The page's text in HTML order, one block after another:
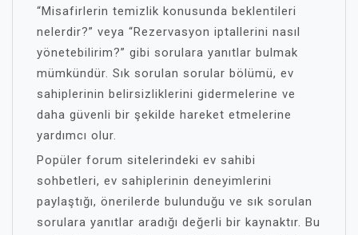
“Misafirlerin temizlik konusunda beklentileri
nelerdir?” veya “Rezervasyon iptallerini nasıl
yönetebilirim?” gibi sorulara yanıtlar bulmak
mümkündür. Sık sorulan sorular bölümü, ev
sahiplerinin belirsizliklerini gidermelerine ve
daha güvenli bir şekilde hareket etmelerine
yardımcı olur.
Popüler forum sitelerindeki ev sahibi
sohbetleri, ev sahiplerinin deneyimlerini
paylaştığı, önerilerde bulunduğu ve sık sorulan
sorulara yanıtlar aradığı değerli bir kaynaktır. Bu